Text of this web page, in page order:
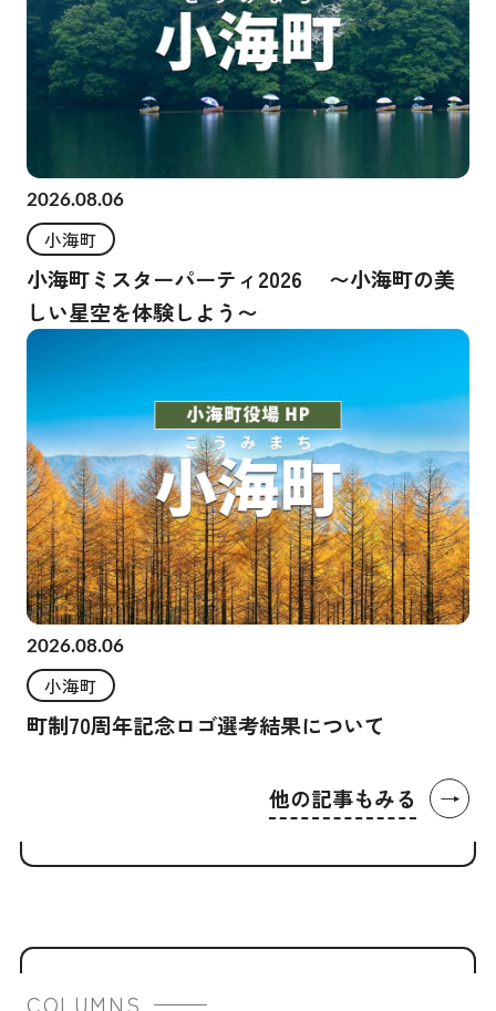
2026.08.06
小海町
小海町ミスターパーティ2026 〜小海町の美
しい星空を体験しよう〜
2026.08.06
小海町
町制70周年記念ロゴ選考結果について
他の記事もみる →
COLUMNS